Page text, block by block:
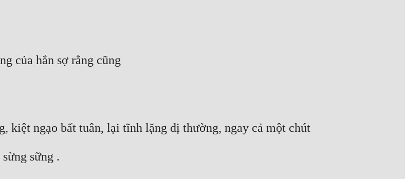
của hắn sợ rằng cũng
kiệt ngạo bất tuân, lại tĩnh lặng dị thường, ngay cả một chút
sững .